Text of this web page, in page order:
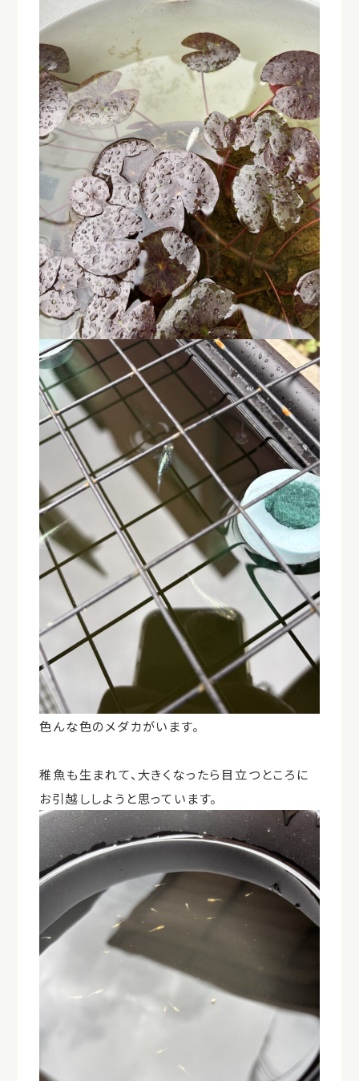
色んな色のメダカがいます。
稚魚も生まれて、大きくなったら目立つところに
お引越ししようと思っています。